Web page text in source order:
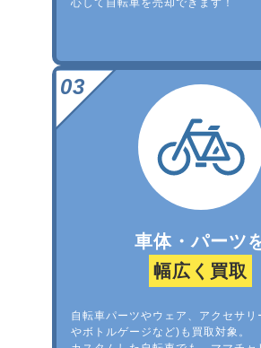
心して自転車を売却できます！
車体・パーツ
幅広く買取
自転車パーツやウェア、アクセサリ
やボトルゲージなど)も買取対象。